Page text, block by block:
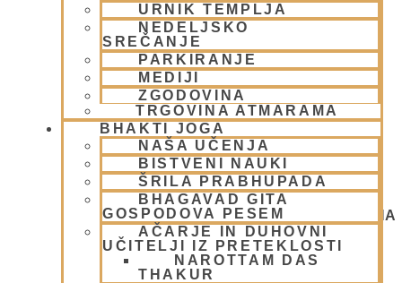
URNIK TEMPLJA
NEDELJSKO
SREČANJE
PARKIRANJE
MEDIJI
ZGODOVINA
TRGOVINA ATMARAMA
BHAKTI JOGA
NAŠA UČENJA
BISTVENI NAUKI
ŠRILA PRABHUPADA
BHAGAVAD GITA
GOSPODOVA PESEM
AČARJE IN DUHOVNI
UČITELJI IZ PRETEKLOSTI
NAROTTAM DAS
THAKUR
NEDELJSKO SREČANJE - CENTER HARE KRIŠNA
LJUBLJANA
OGNJENO ŽRTVOVANJE - NARASIMHA JAGJA -
VSAKO SOBOTO